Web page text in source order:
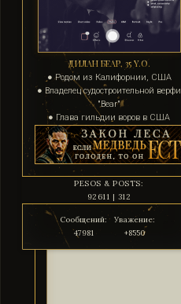
ДИЛАН БЕАР, 35 Y.O.
● Родом из Калифорнии, США
● Владелец судостроительной верфи
"Bear"
● Глава гильдии воров в США
PESOS & POSTS:
92611 | 312
Сообщений:
47981
Уважение:
+8550